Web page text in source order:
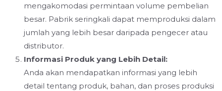
mengakomodasi permintaan volume pembelian
besar. Pabrik seringkali dapat memproduksi dalam
jumlah yang lebih besar daripada pengecer atau
distributor.
Informasi Produk yang Lebih Detail:
Anda akan mendapatkan informasi yang lebih
detail tentang produk, bahan, dan proses produksi